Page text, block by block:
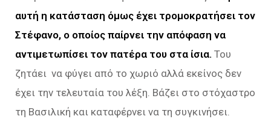
αυτή η κατάσταση όμως έχει τρομοκρατήσει τον
Στέφανο, ο οποίος παίρνει την απόφαση να
αντιμετωπίσει τον πατέρα του στα ίσια. Του
ζητάει να φύγει από το χωριό αλλά εκείνος δεν
έχει την τελευταία του λέξη. Βάζει στο στόχαστρο
τη Βασιλική και καταφέρνει να τη συγκινήσει.